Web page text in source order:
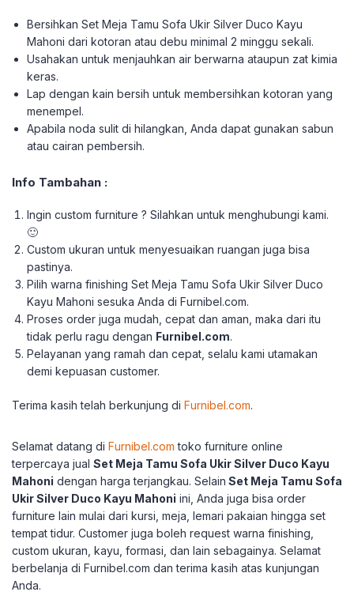
Bersihkan Set Meja Tamu Sofa Ukir Silver Duco Kayu
Mahoni dari kotoran atau debu minimal 2 minggu sekali.
Usahakan untuk menjauhkan air berwarna ataupun zat kimia
keras.
Lap dengan kain bersih untuk membersihkan kotoran yang
menempel.
Apabila noda sulit di hilangkan, Anda dapat gunakan sabun
atau cairan pembersih.
Info Tambahan :
Ingin custom furniture ? Silahkan untuk menghubungi kami.
🙂
Custom ukuran untuk menyesuaikan ruangan juga bisa
pastinya.
Pilih warna finishing Set Meja Tamu Sofa Ukir Silver Duco
Kayu Mahoni sesuka Anda di Furnibel.com.
Proses order juga mudah, cepat dan aman, maka dari itu
tidak perlu ragu dengan Furnibel.com.
Pelayanan yang ramah dan cepat, selalu kami utamakan
demi kepuasan customer.
Terima kasih telah berkunjung di Furnibel.com.
Selamat datang di Furnibel.com toko furniture online
terpercaya jual Set Meja Tamu Sofa Ukir Silver Duco Kayu
Mahoni dengan harga terjangkau. Selain Set Meja Tamu Sofa
Ukir Silver Duco Kayu Mahoni ini, Anda juga bisa order
furniture lain mulai dari kursi, meja, lemari pakaian hingga set
tempat tidur. Customer juga boleh request warna finishing,
custom ukuran, kayu, formasi, dan lain sebagainya. Selamat
berbelanja di Furnibel.com dan terima kasih atas kunjungan
Anda.